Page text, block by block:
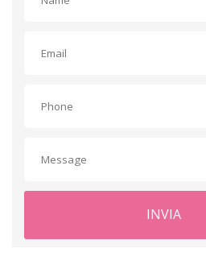
INVIA